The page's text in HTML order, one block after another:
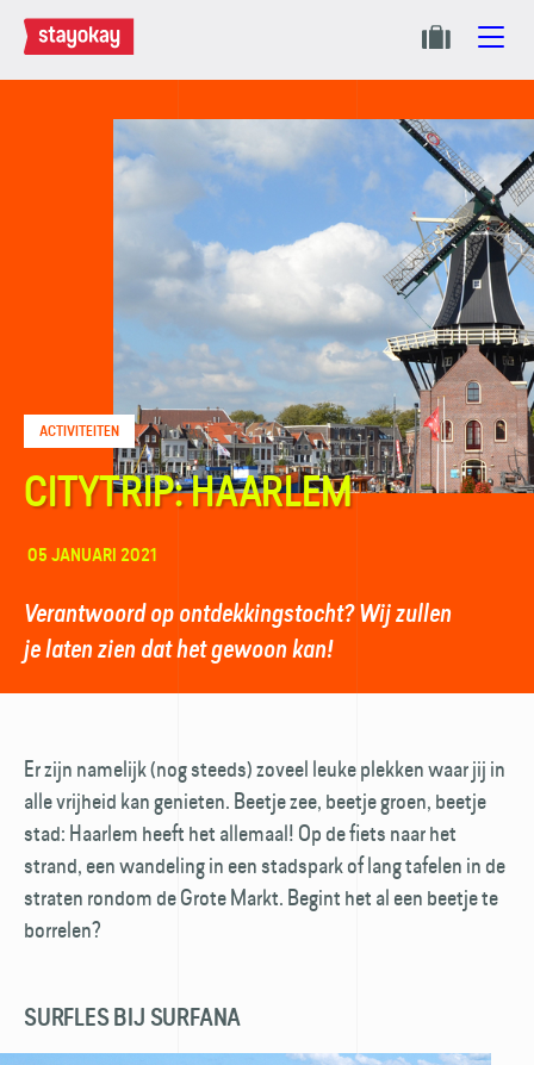
ACTIVITEITEN
CITYTRIP: HAARLEM
05 JANUARI 2021
Verantwoord op ontdekkingstocht? Wij zullen
je laten zien dat het gewoon kan!
Er zijn namelijk (nog steeds) zoveel leuke plekken waar jij in
alle vrijheid kan genieten. Beetje zee, beetje groen, beetje
stad: Haarlem heeft het allemaal! Op de fiets naar het
strand, een wandeling in een stadspark of lang tafelen in de
straten rondom de Grote Markt. Begint het al een beetje te
borrelen?
SURFLES BIJ SURFANA